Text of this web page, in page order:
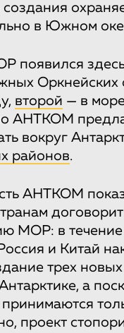
в Южном
появился
Оркнейских
второй — в
АНТКОМ
вокруг
районов.
АНТКОМ
МОР: в
и Китай
трех
а
проект